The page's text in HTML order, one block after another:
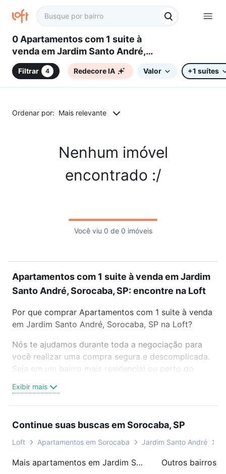
0 Apartamentos com 1 suite à
venda em Jardim Santo André,
Sorocaba, SP
Filtrar 4 Redecore IA Valor +1 suítes
Ordenar por: Mais relevante
Nenhum imóvel
encontrado :/
Você viu 0 de 0 imóveis
Apartamentos com 1 suite à venda em Jardim
Santo André, Sorocaba, SP: encontre na Loft
Por que comprar Apartamentos com 1 suite à venda
em Jardim Santo André, Sorocaba, SP na Loft?
Nós te ajudamos durante toda a negociação para
você realizar uma compra segura e descomplicada.
Seja em um bairro mais residencial ou perto do
oferta ideal de Apartamentos com 1 suite à venda
em Jardim Santo André, Sorocaba, SP para
ou por videochamada, é grátis, sem compromisso e
você ainda conta com mais de 46 mil corretores e
de imóveis.
Exibir mais
Continue suas buscas em Sorocaba, SP
Loft Apartamentos em Sorocaba Jardim Santo André
Mais apartamentos em Jardim Santo André Outros bairros